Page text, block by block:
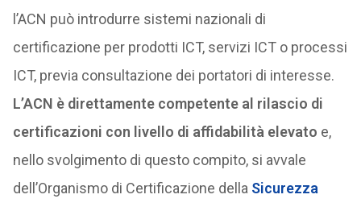
l’ACN può introdurre sistemi nazionali di
certificazione per prodotti ICT, servizi ICT o processi
ICT, previa consultazione dei portatori di interesse.
L’ACN è direttamente competente al rilascio di
certificazioni con livello di affidabilità elevato e,
nello svolgimento di questo compito, si avvale
dell’Organismo di Certificazione della Sicurezza